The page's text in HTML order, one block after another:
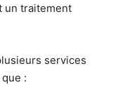
un traitement
services
: